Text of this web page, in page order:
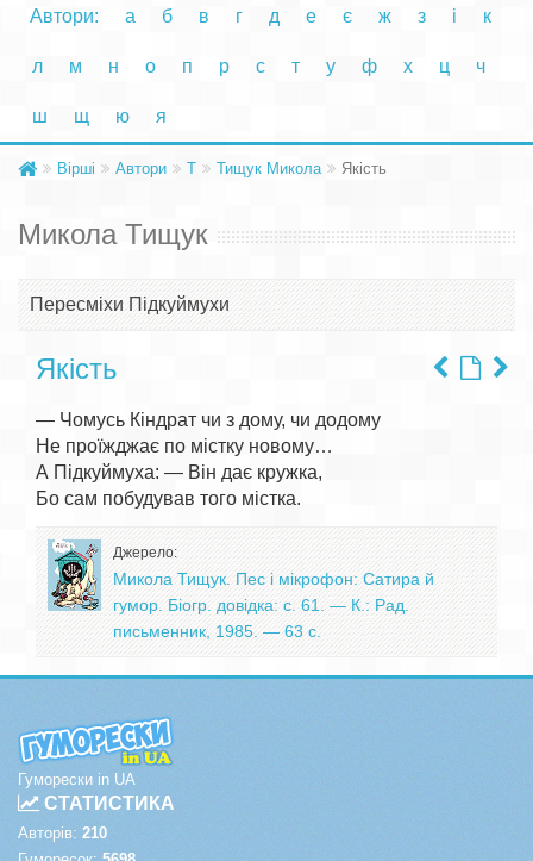
Автори: а б в г д е є ж з і к
л м н о п р с т у ф х ц ч
ш щ ю я
Вірші Автори Т Тищук Микола Якість
Микола Тищук
Пересміхи Підкуймухи
Якість
— Чомусь Кіндрат чи з дому, чи додому
Не проїжджає по містку новому…
А Підкуймуха: — Він дає кружка,
Джерело:
Микола Тищук. Пес і мікрофон: Сатира й
гумор. Біогр. довідка: с. 61. — К.: Рад.
письменник, 1985. — 63 с.
Гуморески in UA
СТАТИСТИКА
Авторів: 210